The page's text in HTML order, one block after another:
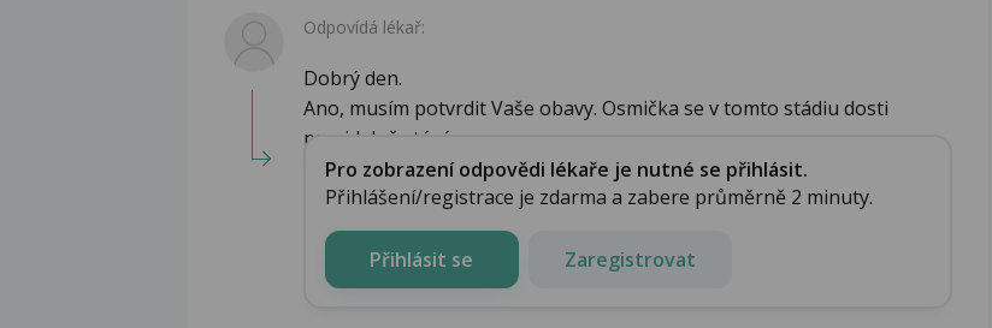
Odpovídá lékař:
Dobrý den.
Ano, musím potvrdit Vaše obavy. Osmička se v tomto stádiu dosti
pravidelně stává...
Pro zobrazení odpovědi lékaře je nutné se přihlásit.
Přihlášení/registrace je zdarma a zabere průměrně 2 minuty.
Přihlásit se Zaregistrovat